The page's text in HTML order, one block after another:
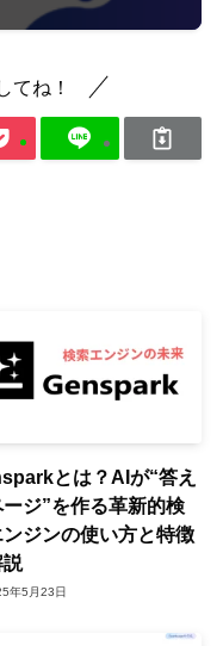
てね！
とは？AIが“答え
ジ”を作る革新的検
ジンの使い方と特徴
説
年5月23日